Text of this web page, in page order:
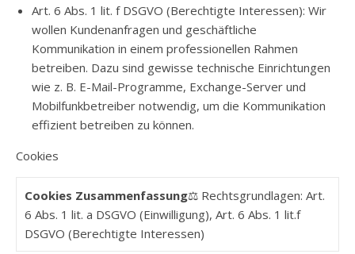
Art. 6 Abs. 1 lit. f DSGVO (Berechtigte Interessen): Wir
wollen Kundenanfragen und geschäftliche
Kommunikation in einem professionellen Rahmen
betreiben. Dazu sind gewisse technische Einrichtungen
wie z. B. E-Mail-Programme, Exchange-Server und
Mobilfunkbetreiber notwendig, um die Kommunikation
effizient betreiben zu können.
Cookies
Cookies Zusammenfassung⚖️ Rechtsgrundlagen: Art.
6 Abs. 1 lit. a DSGVO (Einwilligung), Art. 6 Abs. 1 lit.f
DSGVO (Berechtigte Interessen)